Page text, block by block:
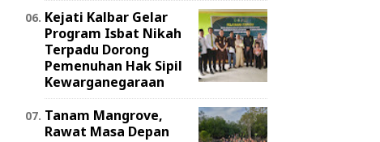
Kejati Kalbar Gelar
Program Isbat Nikah
Terpadu Dorong
Pemenuhan Hak Sipil
Kewarganegaraan
Tanam Mangrove,
Rawat Masa Depan